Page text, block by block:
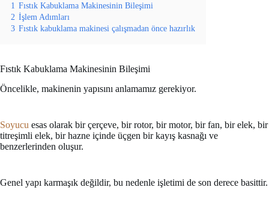
1 Fıstık Kabuklama Makinesinin Bileşimi
2 İşlem Adımları
3 Fıstık kabuklama makinesi çalışmadan önce hazırlık
Fıstık Kabuklama Makinesinin Bileşimi
Öncelikle, makinenin yapısını anlamamız gerekiyor.
Soyucu esas olarak bir çerçeve, bir rotor, bir motor, bir fan, bir elek, bir
titreşimli elek, bir hazne içinde üçgen bir kayış kasnağı ve
benzerlerinden oluşur.
Genel yapı karmaşık değildir, bu nedenle işletimi de son derece basittir.